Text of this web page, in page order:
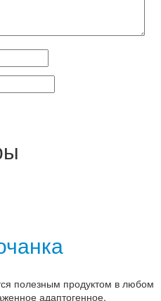
полезным продуктом в любом
адаптогенное,